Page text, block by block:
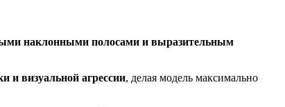
наклонными полосами и выразительным
и визуальной агрессии, делая модель максимально